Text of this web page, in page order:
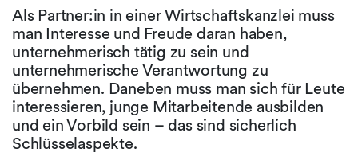
Als Partner:in in einer Wirtschaftskanzlei muss
man Interesse und Freude daran haben,
unternehmerisch tätig zu sein und
unternehmerische Verantwortung zu
übernehmen. Daneben muss man sich für Leute
interessieren, junge Mitarbeitende ausbilden
und ein Vorbild sein – das sind sicherlich
Schlüsselaspekte.